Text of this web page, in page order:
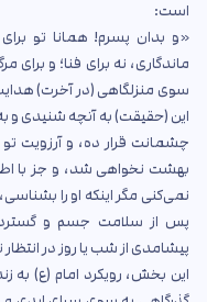
است:
«و بدان پسرم! همانا تو
ماندگاری، نه برای فنا؛ و
سوی منزلگاهی (در آخرت)
این (حقیقت) به آنچه شنیدی و
چشمانت قرار ده، و آرزویت
بهشت نخواهی شد، و جز با
نمی‌کنی مگر اینکه او را
پس از سلامت جسم و
پیشامدی از شب یا روز در
این بخش، رویکرد امام (ع) به